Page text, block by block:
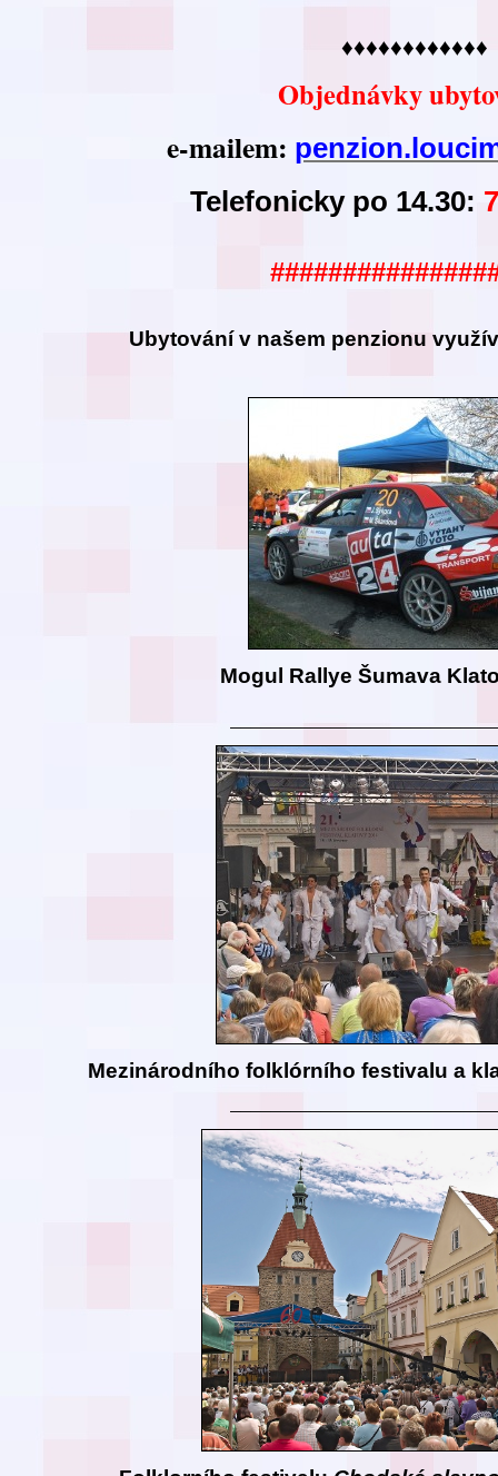
♦♦♦♦♦♦♦♦♦♦♦♦
Objednávky
e-mailem:
Telefonicky po 14.30:
Ubytování v našem penzionu
Mogul Rallye Šumava
Mezinárodního folklórního festivalu a